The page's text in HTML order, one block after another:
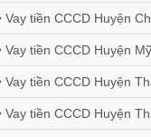
Vay tiền CCCD Huyện
Vay tiền CCCD Huyện
Vay tiền CCCD Huyện
Vay tiền CCCD Huyện